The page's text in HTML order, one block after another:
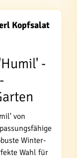
Kopfsalat
-
von
Winter-
Wahl für